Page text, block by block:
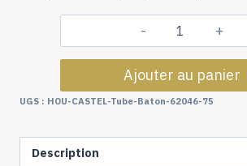
quantité
de
BÂTON
Ø
240CM
Ajouter au panier
UGS : HOU-CASTEL-Tube-Baton-62046-75
Description